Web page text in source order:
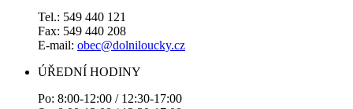
Tel.: 549 440 121
Fax: 549 440 208
E-mail: obec@dolniloucky.cz
ÚŘEDNÍ HODINY
Po: 8:00-12:00 / 12:30-17:00